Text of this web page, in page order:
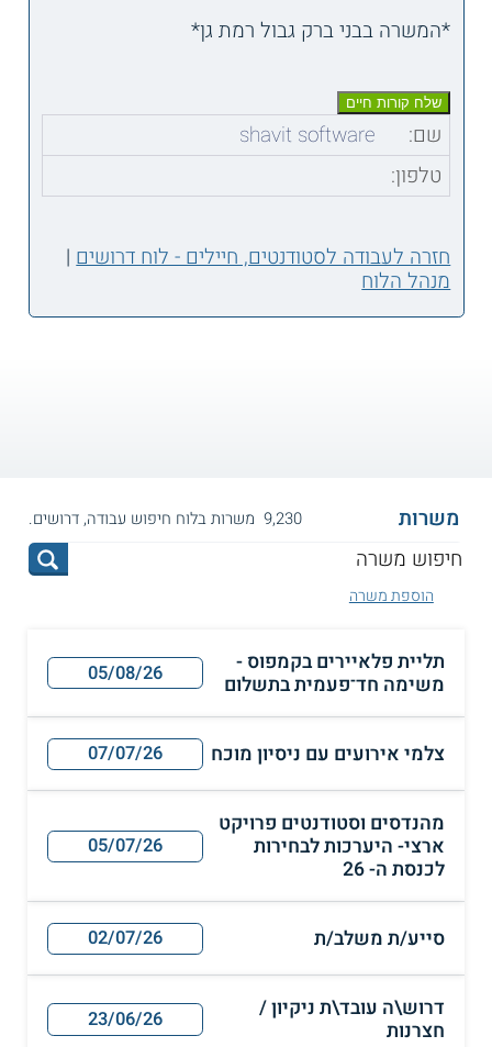
*המשרה בבני ברק גבול רמת גן*
שם:
shavit software
טלפון:
חזרה לעבודה לסטודנטים, חיילים - לוח דרושים|
מנהל הלוח
משרות 9,230 משרות בלוח חיפוש עבודה, דרושים.
הוספת משרה
תליית פלאיירים בקמפוס -
משימה חד־פעמית בתשלום
05/08/26
צלמי אירועים עם ניסיון מוכח 07/07/26
מהנדסים וסטודנטים פרויקט
ארצי- היערכות לבחירות
לכנסת ה- 26
05/07/26
סייע/ת משלב/ת 02/07/26
דרוש\ה עובד\ת ניקיון /
חצרנות
23/06/26